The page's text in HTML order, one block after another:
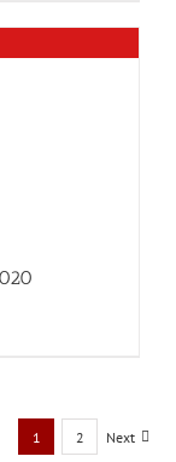
1 2 Next